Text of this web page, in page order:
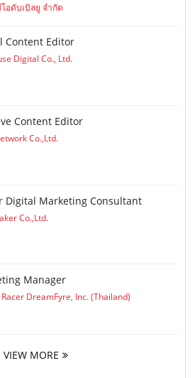
อดับเบิลยู จำกัด
Content Editor
Digital Co., Ltd.
Content Editor
Co.,Ltd.
Digital Marketing Consultant
Co.,Ltd.
Manager
DreamFyre, Inc. (Thailand)
VIEW MORE